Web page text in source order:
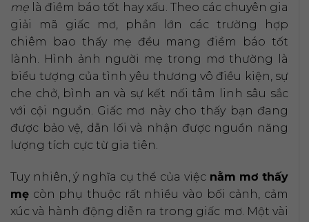
mẹ là điềm báo tốt hay xấu. Theo các chuyên gia
giải mã giấc mơ, phần lớn các trường hợp
chiêm bao thấy mẹ đều mang điềm báo tốt
lành. Hình ảnh người mẹ trong mơ thường là
biểu tượng của tình yêu thương vô điều kiện, sự
che chở, bình an và sự kết nối tâm linh sâu sắc
với cội nguồn. Giấc mơ này cho thấy bạn đang
được bảo vệ, dẫn lối và nhận được nguồn năng
lượng tích cực từ gia tiên.
Tuy nhiên, ý nghĩa cụ thể của việc nằm mơ thấy
mẹ còn phụ thuộc rất nhiều vào bối cảnh, cảm
xúc và hành động diễn ra trong giấc mơ. Một vài